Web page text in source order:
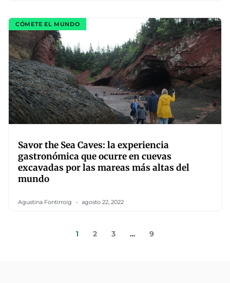
CÓMETE EL MUNDO
Savor the Sea Caves: la experiencia
gastronómica que ocurre en cuevas
excavadas por las mareas más altas del
mundo
Agustina Fontirroig agosto 22, 2022
1 2 3 … 9